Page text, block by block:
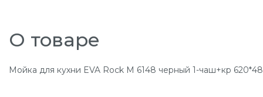
О товаре
Мойка для кухни EVA Rock М 6148 черный 1-чаш+кр